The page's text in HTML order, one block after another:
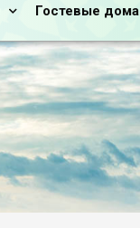
Гостевые дома